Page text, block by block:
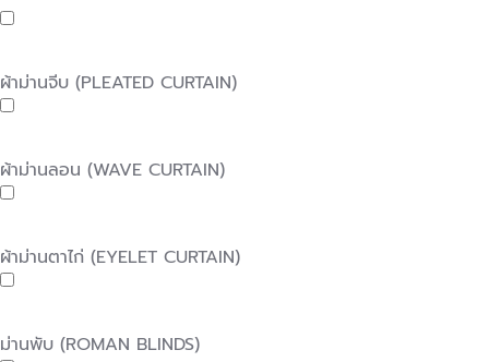
ผ้าม่านจีบ (PLEATED CURTAIN)
ผ้าม่านลอน (WAVE CURTAIN)
ผ้าม่านตาไก่ (EYELET CURTAIN)
ม่านพับ (ROMAN BLINDS)